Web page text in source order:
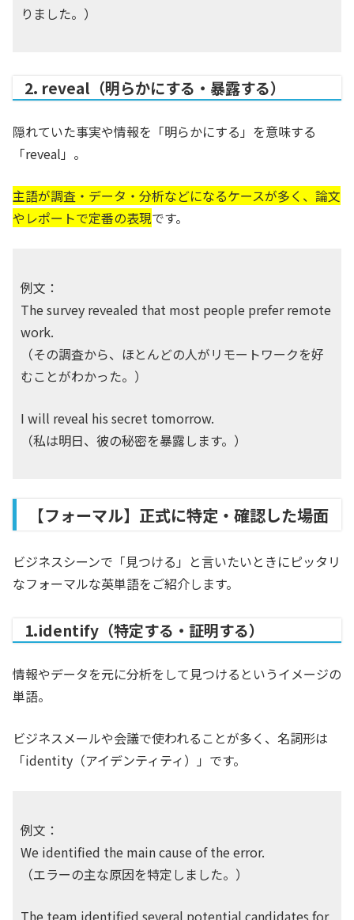
りました。）
2. reveal（明らかにする・暴露する）
隠れていた事実や情報を「明らかにする」を意味する
「reveal」。
主語が調査・データ・分析などになるケースが多く、論文
やレポートで定番の表現です。
例文：
The survey revealed that most people prefer remote
work.
（その調査から、ほとんどの人がリモートワークを好
むことがわかった。）
I will reveal his secret tomorrow.
（私は明日、彼の秘密を暴露します。）
【フォーマル】正式に特定・確認した場面
ビジネスシーンで「見つける」と言いたいときにピッタリ
なフォーマルな英単語をご紹介します。
1.identify（特定する・証明する）
情報やデータを元に分析をして見つけるというイメージの
単語。
ビジネスメールや会議で使われることが多く、名詞形は
「identity（アイデンティティ）」です。
例文：
We identified the main cause of the error.
（エラーの主な原因を特定しました。）
The team identified several potential candidates for